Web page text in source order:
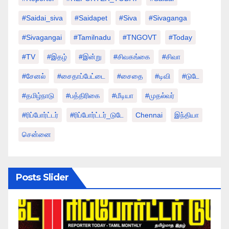
#saidai_siva #saidapet #Siva #Sivaganga
#sivagangai #tamilnadu #TNGOVT #today
#TV #இதழ் #இன்று #சிவகங்கை #சிவா
#சேனல் #சைதாப்பேட்டை #சைதை #டிவி #டுடே
#தமிழ்நாடு #பத்திரிகை #மீடியா #முதல்வர்
#ரிப்போர்ட்டர் #ரிப்போர்ட்டர்_டுடே Chennai இந்தியா
சென்னை
Posts Slider